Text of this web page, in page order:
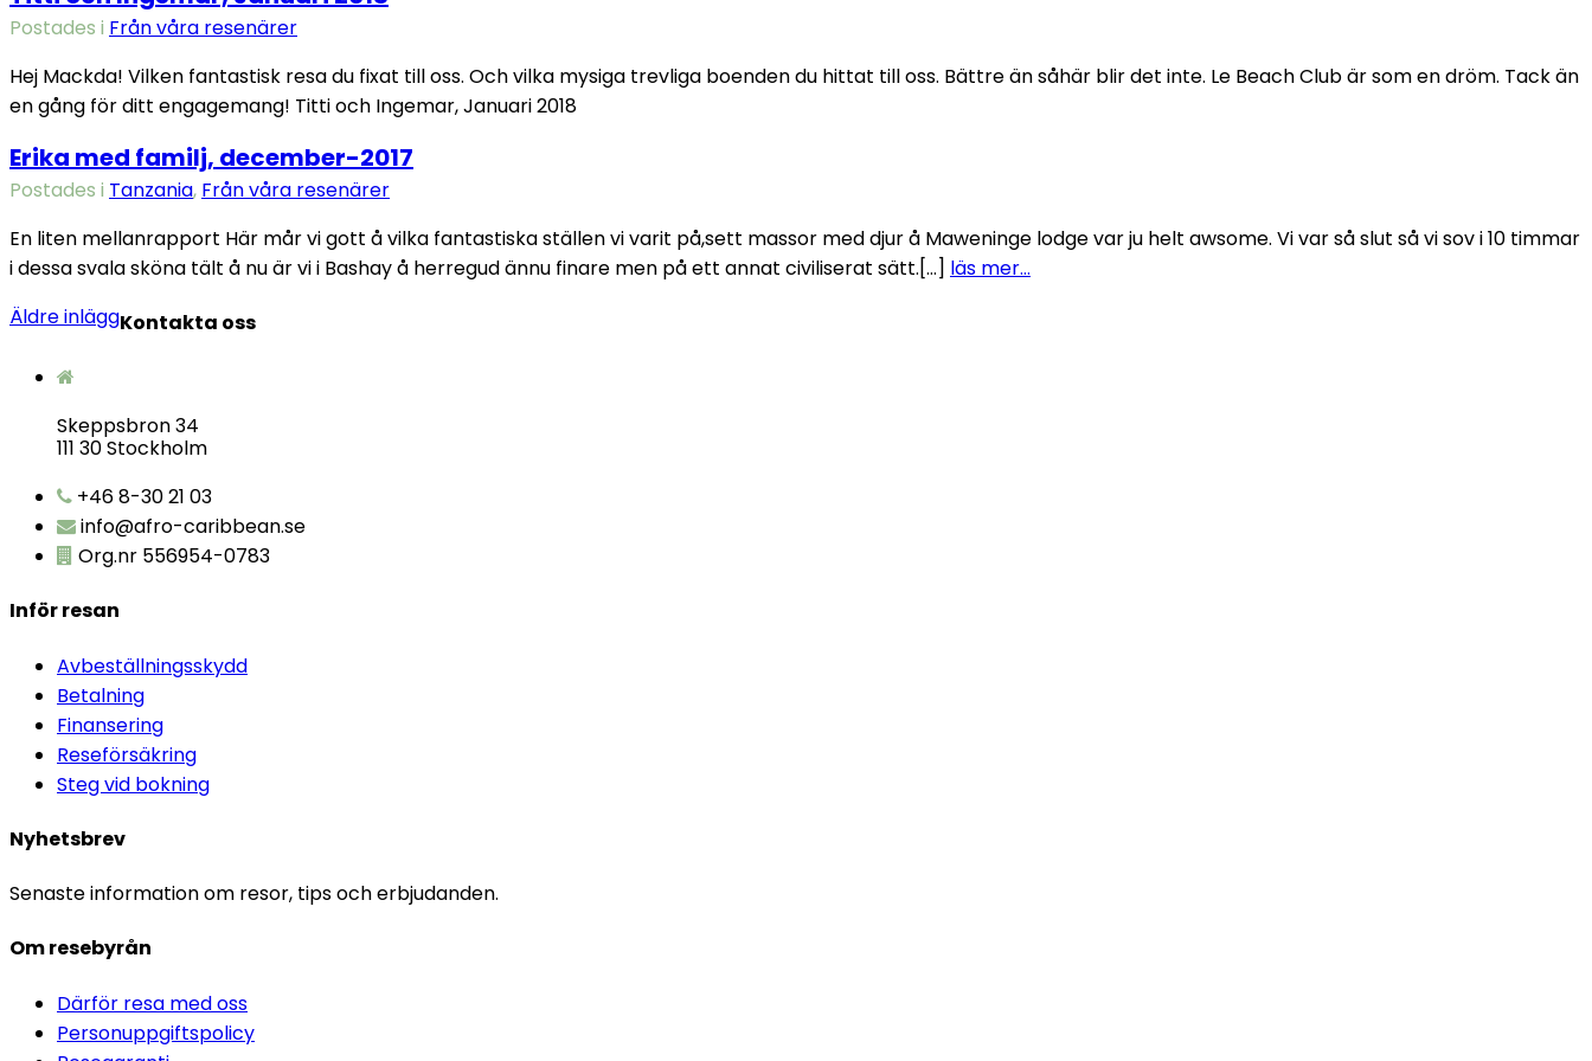
Postades i Från våra resenärer
Hej Mackda! Vilken fantastisk resa du fixat till oss. Och vilka mysiga trevliga boenden du hittat till oss. Bättre än såhär blir det inte. Le Beach Club är som en dröm. Tack än
en gång för ditt engagemang! Titti och Ingemar, Januari 2018
Erika med familj, december-2017
Postades i Tanzania, Från våra resenärer
En liten mellanrapport Här mår vi gott å vilka fantastiska ställen vi varit på,sett massor med djur å Maweninge lodge var ju helt awsome. Vi var så slut så vi sov i 10 timmar
i dessa svala sköna tält å nu är vi i Bashay å herregud ännu finare men på ett annat civiliserat sätt.[…] läs mer…
Äldre inläggKontakta oss
Skeppsbron 34
111 30 Stockholm
+46 8-30 21 03
info@afro-caribbean.se
Org.nr 556954-0783
Inför resan
Avbeställningsskydd
Betalning
Finansering
Reseförsäkring
Steg vid bokning
Nyhetsbrev
Senaste information om resor, tips och erbjudanden.
Om resebyrån
Därför resa med oss
Personuppgiftspolicy